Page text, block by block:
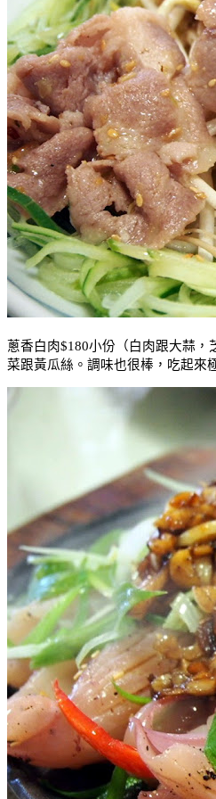
蔥香白肉$180小份（白肉跟大蒜，
菜跟黃瓜絲。調味也很棒，吃起來